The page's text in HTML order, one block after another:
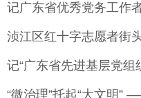
记广东省优秀党务工作
浈江区红十字志愿者街
记“广东省先进基层党
“微治理”托起“大文明”